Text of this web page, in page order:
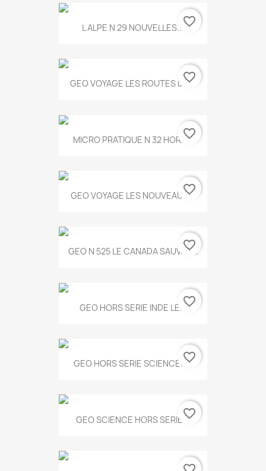
L ALPE N 29 NOUVELLES...favorite_border
GEO VOYAGE LES ROUTES DE...
favorite_border
MICRO PRATIQUE N 32 HORS...
favorite_border
GEO VOYAGE LES NOUVEAUX...
favorite_border
GEO N 525 LE CANADA SAUVAGE
favorite_border
GEO HORS SERIE INDE LE...favorite_border
GEO HORS SERIE SCIENCES...
favorite_border
GEO SCIENCE HORS SERIE...favorite_border